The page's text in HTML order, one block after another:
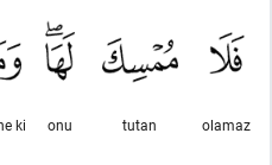
olamaz
tutan
onu
ki